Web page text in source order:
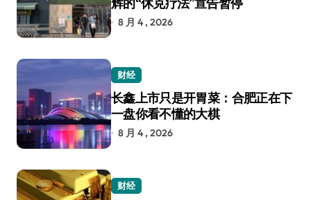
辉的“休克疗法”宣告暂停
8 月 4 , 2026
财经
长鑫上市只是开胃菜：合肥正在下
一盘你看不懂的大棋
8 月 4 , 2026
财经